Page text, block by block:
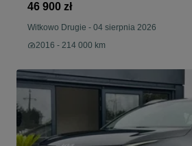
46 900 zł
Witkowo Drugie - 04 sierpnia 2026
2016 - 214 000 km